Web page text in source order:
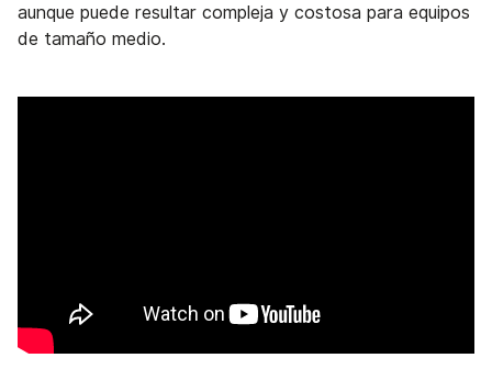
aunque puede resultar compleja y costosa para equipos
de tamaño medio.